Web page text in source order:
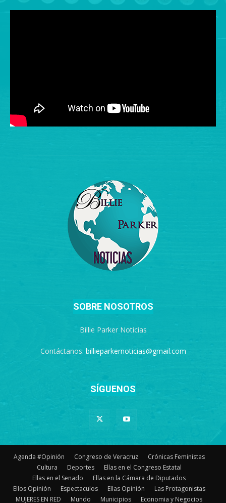
SOBRE NOSOTROS
Billie Parker Noticias
Contáctanos: billieparkernoticias@gmail.com
SÍGUENOS
Agenda #Opinión Congreso de Veracruz
Crónicas Feministas
Cultura
Deportes
Ellas en el Congreso Estatal
Ellas en el Senado
Ellas en la Cámara de Diputados
Ellos Opinión
Espectaculos Ellas Opinión
Las Protagonistas
MUJERES EN RED
Mundo Municipios Economia y Negocios